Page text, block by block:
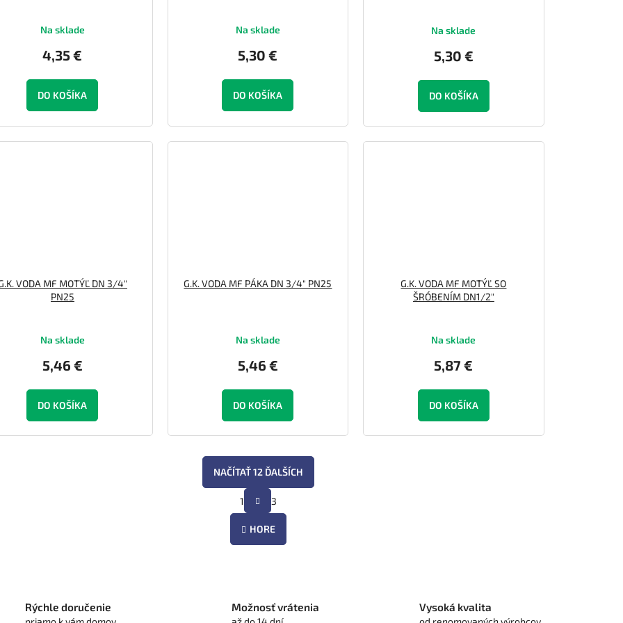
Na sklade
4,35 €
DO KOŠÍKA
Na sklade
5,30 €
DO KOŠÍKA
Na sklade
5,30 €
DO KOŠÍKA
VODA MF MOTÝĽ DN 3/4"
PN25
Na sklade
5,46 €
DO KOŠÍKA
G.K. VODA MF PÁKA DN 3/4" PN25
Na sklade
5,46 €
DO KOŠÍKA
G.K. VODA MF MOTÝĽ SO
ŠRÓBENÍM DN1/2"
Na sklade
5,87 €
DO KOŠÍKA
O
l
á
e
NAČÍTAŤ 12 ĎALŠÍCH
t
á
i
1 3
HORE
Rýchle doručenie Možnosť vrátenia Vysoká kvalita